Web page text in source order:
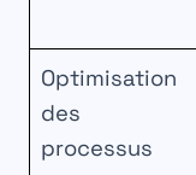
Optimisation
des
processus